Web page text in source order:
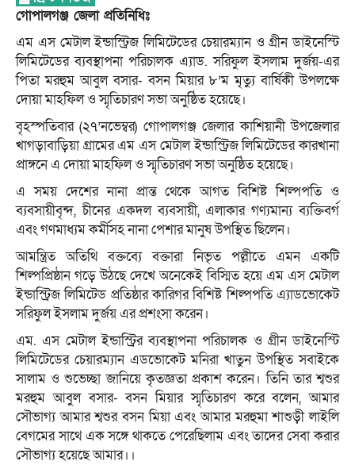
গোপালগঞ্জ জেলা প্রতিনিধিঃ
এম এস মেটাল ইন্ডাস্ট্রিজ লিমিটেডের চেয়ারম্যান ও গ্রীন ডাইনেস্টি
লিমিটেডের ব্যবস্থাপনা পরিচালক এ্যাড. সরিফুল ইসলাম দুর্জয়-এর
পিতা মরহুম আবুল বসার- বসন মিয়ার ৮’ম মৃত্যু বার্ষিকী উপলক্ষে
দোয়া মাহফিল ও স্মৃতিচারণ সভা অনুষ্ঠিত হয়েছে।
বৃহস্পতিবার (২৭’নভেম্বর) গোপালগঞ্জ জেলার কাশিয়ানী উপজেলার
খাগড়াবাড়িয়া গ্রামের এম এস মেটাল ইন্ডাস্ট্রিজ লিমিটেডের কারখানা
প্রাঙ্গনে এ দোয়া মাহফিল ও স্মৃতিচারণ সভা অনুষ্ঠিত হয়েছে।
এ সময় দেশের নানা প্রান্ত থেকে আগত বিশিষ্ট শিল্পপতি ও
ব্যবসায়ীবৃন্দ, চীনের একদল ব্যবসায়ী, এলাকার গণ্যমান্য ব্যক্তিবর্গ
এবং গণমাধ্যম কর্মীসহ নানা পেশার মানুষ উপস্থিত ছিলেন।
আমন্ত্রিত অতিথি বক্তব্যে বক্তারা নিভৃত পল্লীতে এমন একটি
শিল্পপ্রিষ্ঠান গড়ে উঠছে দেখে অনেকেই বিস্মিত হয়ে এম এস মেটাল
ইন্ডাস্ট্রিজ লিমিটেড প্রতিষ্ঠার কারিগর বিশিষ্ট শিল্পপতি এ্যাডভোকেট
সরিফুল ইসলাম দুর্জয় এর প্রশংসা করেন।
এম. এস মেটাল ইন্ডাস্ট্রির ব্যবস্থাপনা পরিচালক ও গ্রীন ডাইনেস্টি
লিমিটেডের চেয়ারম্যান এডভোকেট মনিরা খাতুন উপস্থিত সবাইকে
সালাম ও শুভেচ্ছা জানিয়ে কৃতজ্ঞতা প্রকাশ করেন। তিনি তার শ্বশুর
মরহুম আবুল বসার- বসন মিয়ার স্মৃতিচারণ করে বলেন, আমার
সৌভাগ্য আমার শ্বশুর বসন মিয়া এবং আমার মরহুমা শাশুড়ী লাইলি
বেগমের সাথে এক সঙ্গে থাকতে পেরেছিলাম এবং তাদের সেবা করার
সৌভাগ্য হয়েছে আমার।।